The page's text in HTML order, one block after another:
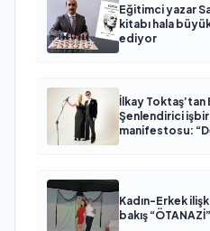
Eğitimci yazar
kitabı hala
ediyor
İlkay Toktaş’tan
Şenlendirici
manifestosu:
Kadın-Erkek
bakış “ÖTANAZİ”